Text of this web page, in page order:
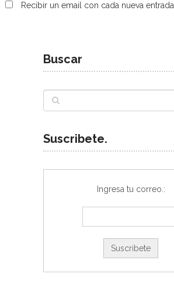
Recibir un email con cada nueva entrada.
Buscar
Suscribete.
Ingresa tu correo.: